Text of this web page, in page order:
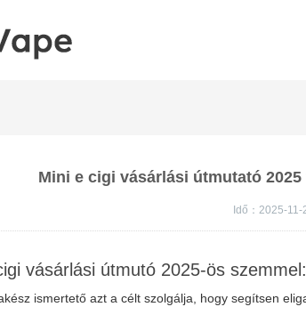
Mini e cigi vásárlási útmutató
Idő：2025-11-
vásárlási útmutó 2025-ös
ismertető azt a célt szolgálja, hogy segítsen